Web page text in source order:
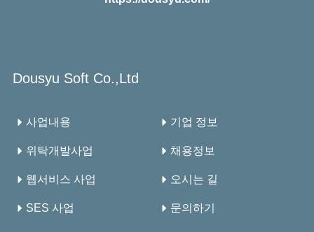
Dousyu Soft Co.,Ltd
사업내용
위탁개발사업
웹서비스 사업
SES 사업
기업 정보
채용정보
오시는 길
문의하기